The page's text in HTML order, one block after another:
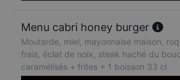
Menu cabri honey burger
Moutarde, miel, mayonnaise maison,
frais, éclat de noix, steak haché du
caramélisés + frites + 1 boisson 33 cl